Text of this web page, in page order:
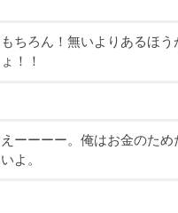
もちろん！無いよりあるほう
ょ！！
えーーーー。俺はお金のため
いよ。